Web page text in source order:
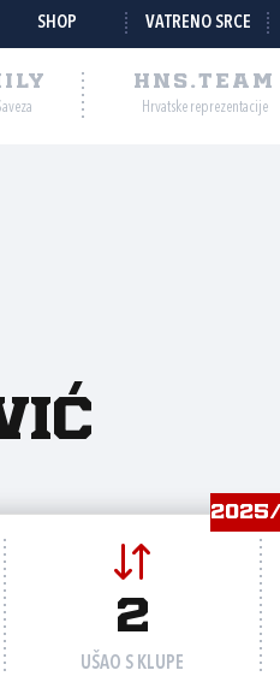
SHOP VATRENO SRCE
HNS.TEAM
Hrvatske reprezentacije
2
UŠAO S KLUPE